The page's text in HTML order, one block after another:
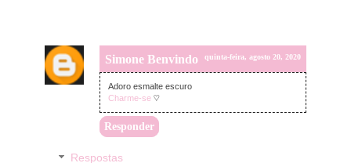
Simone Benvindo quinta-feira, agosto 20, 2020
Adoro esmalte escuro
Charme-se ♡
Responder
Respostas